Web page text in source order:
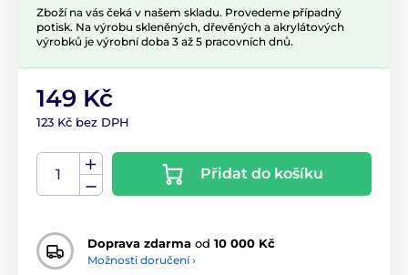
Zboží na vás čeká v našem skladu. Provedeme případný
potisk. Na výrobu skleněných, dřevěných a akrylátových
výrobků je výrobní doba 3 až 5 pracovních dnů.
149 Kč
123 Kč bez DPH
Přidat do košíku
Doprava zdarma od 10 000 Kč
Možnosti doručení ›